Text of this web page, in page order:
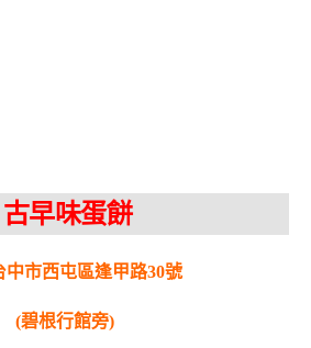
古早味蛋餅
中市西屯區逢甲路30號
(碧根行館旁)